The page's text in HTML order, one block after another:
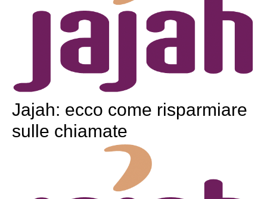
Jajah: ecco come risparmiare
sulle chiamate